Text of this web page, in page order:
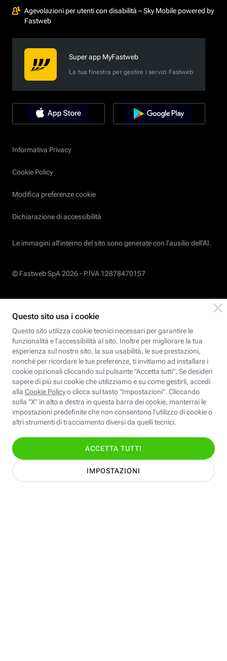
Agevolazioni per utenti con disabilità – Sky Mobile powered by
Fastweb
Super app MyFastweb
La tua finestra per gestire i servizi Fastweb
Informativa Privacy
Cookie Policy
Modifica preferenze cookie
Dichiarazione di accessibilità
Le immagini all’interno del sito sono generate con l'ausilio dell'AI.
© Fastweb SpA 2026 - P.IVA 12878470157